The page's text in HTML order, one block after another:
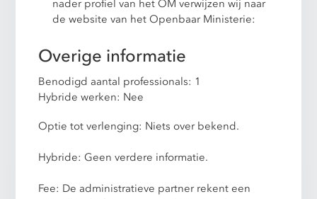
nader profiel van het OM verwijzen wij naar
de website van het Openbaar Ministerie:
Overige informatie
Benodigd aantal professionals: 1
Hybride werken: Nee
Optie tot verlenging: Niets over bekend.
Hybride: Geen verdere informatie.
Fee: De administratieve partner rekent een